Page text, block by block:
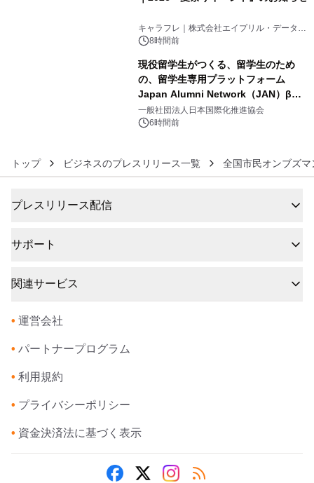
キャラフレ｜株式会社エイプリル・データ・
デザインズ
8時間前
現役留学生がつくる、留学生のため
の、留学生専用プラットフォーム
Japan Alumni Network（JAN）β版
をリリース
一般社団法人日本国際化推進協会
6時間前
トップ ビジネスのプレスリリース一覧 全国市民オンブズマ
プレスリリース配信
サポート
関連サービス
• 運営会社
• パートナープログラム
• 利用規約
• プライバシーポリシー
• 資金決済法に基づく表示